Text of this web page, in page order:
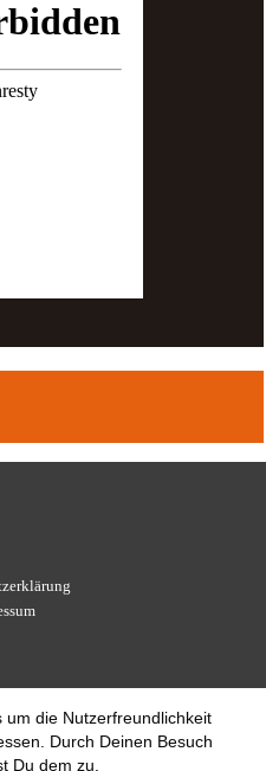
um die Nutzerfreundlichkeit
Durch Deinen Besuch
Du dem zu.